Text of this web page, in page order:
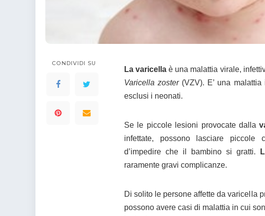
Supereroi da colorare
DIsegni di Avengers da
Disegni per il catechismo
colorare
Indovinelli per bambini
CONDIVIDI SU
La varicella è una malattia virale,
Varicella zoster(VZV). E’ una
esclusi i neonati.
Se le piccole lesioni provocate dalla
infettate, possono lasciare piccole
d’impedire che il bambino si gratti.
raramente gravi complicanze.
Di solito le persone affette da varicella
possono avere casi di malattia in cui